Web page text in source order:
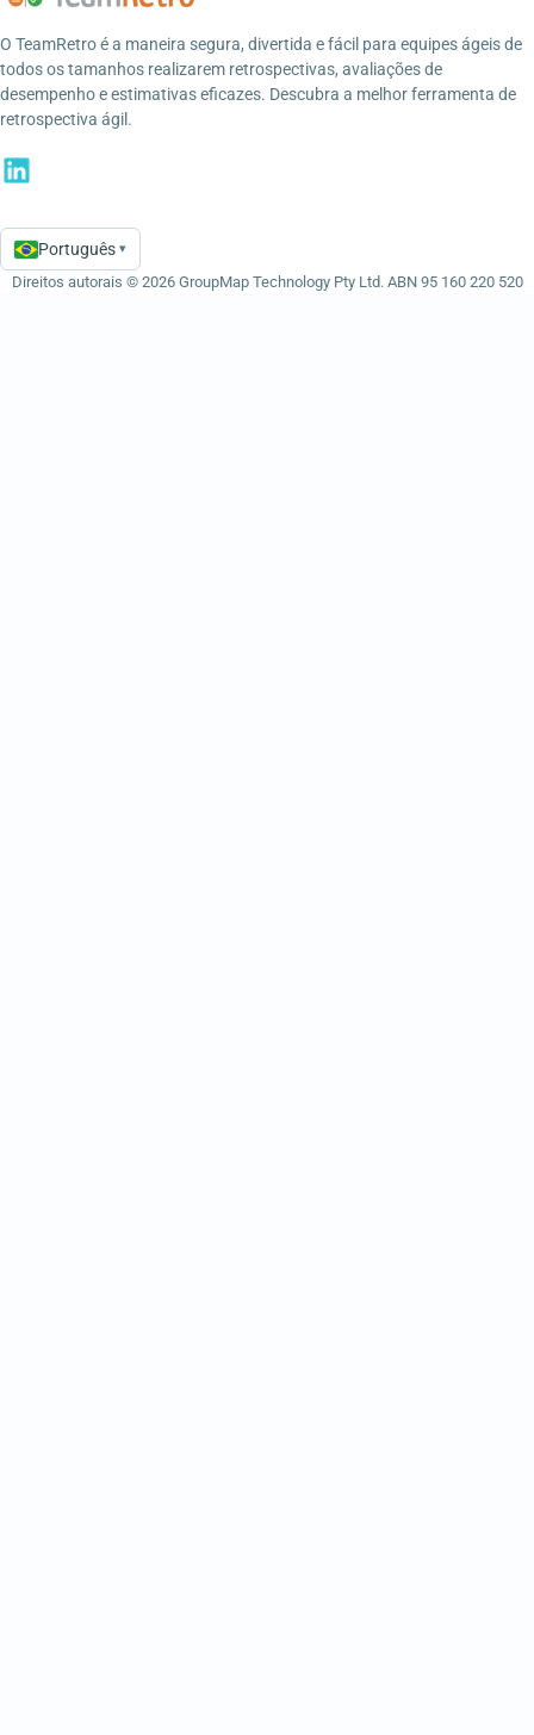
O TeamRetro é a maneira segura, divertida e fácil para equipes ágeis de
todos os tamanhos realizarem retrospectivas, avaliações de
desempenho e estimativas eficazes. Descubra a melhor ferramenta de
retrospectiva ágil.
Language
Português ▾
Direitos autorais © 2026 GroupMap Technology Pty Ltd. ABN 95 160 220 520